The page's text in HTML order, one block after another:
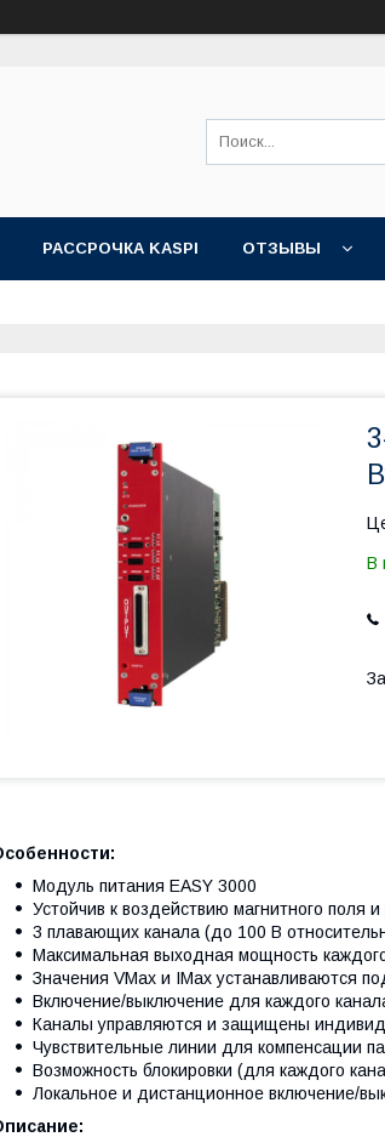
РАССРОЧКА KASPI ОТЗЫВЫ
В
Модуль питания EASY 3000
Устойчив к воздействию магнитного поля
3 плавающих канала (до 100 В
Максимальная выходная мощность
Значения VMax и IMax устанавливаются
Включение/выключение для каждого
Каналы управляются и защищены
Чувствительные линии для компенсации
Возможность блокировки (для каждого
Локальное и дистанционное включение/